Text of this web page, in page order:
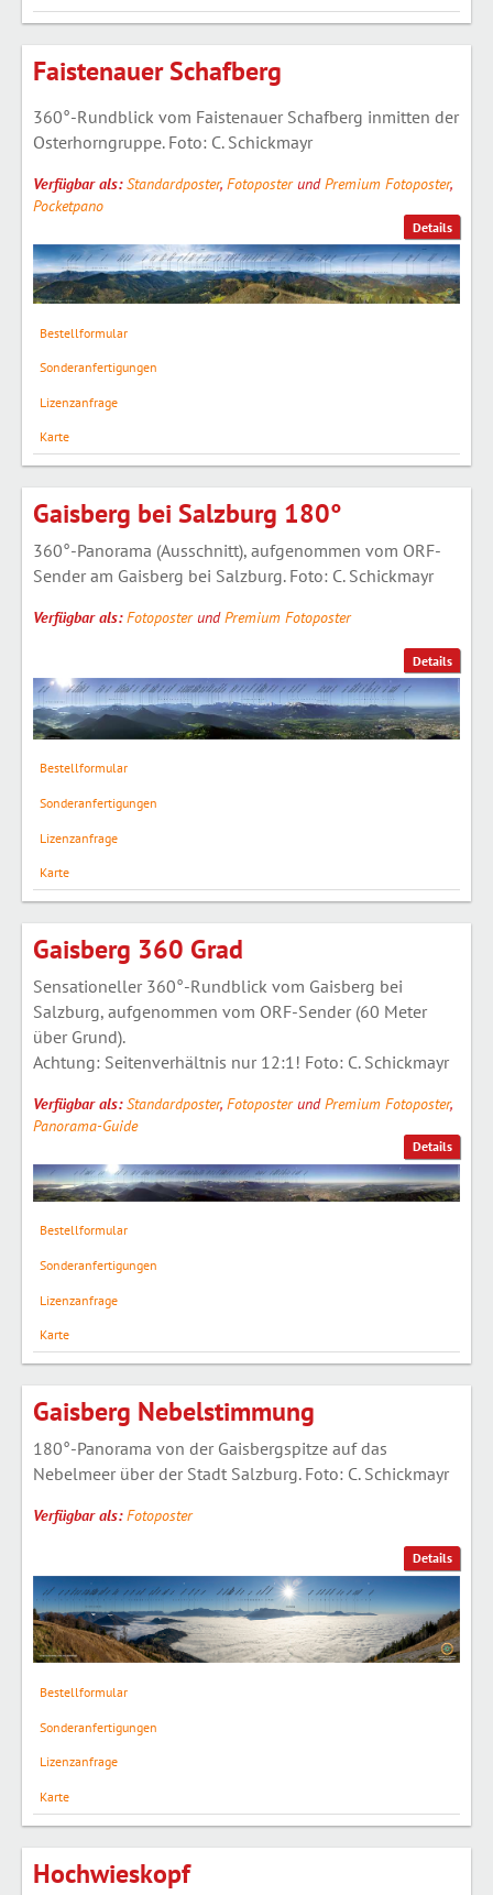
Details
Faistenauer Schafberg
360°-Rundblick vom Faistenauer Schafberg inmitten der
Osterhorngruppe. Foto: C. Schickmayr
Verfügbar als:Standardposter, FotoposterundPremium Fotoposter,
Pocketpano
Bestellformular
Sonderanfertigungen
Lizenzanfrage
Karte
Details
Gaisberg bei Salzburg 180°
360°-Panorama (Ausschnitt), aufgenommen vom ORF-
Sender am Gaisberg bei Salzburg. Foto: C. Schickmayr
Verfügbar als:FotoposterundPremium Fotoposter
Bestellformular
Sonderanfertigungen
Lizenzanfrage
Karte
Details
Gaisberg 360 Grad
Sensationeller 360°-Rundblick vom Gaisberg bei
Salzburg, aufgenommen vom ORF-Sender (60 Meter
über Grund).
Achtung: Seitenverhältnis nur 12:1! Foto: C. Schickmayr
Verfügbar als:Standardposter, FotoposterundPremium Fotoposter,
Panorama-Guide
Bestellformular
Sonderanfertigungen
Lizenzanfrage
Karte
Details
Gaisberg Nebelstimmung
180°-Panorama von der Gaisbergspitze auf das
Nebelmeer über der Stadt Salzburg. Foto: C. Schickmayr
Verfügbar als:Fotoposter
Bestellformular
Sonderanfertigungen
Lizenzanfrage
Karte
Hochwieskopf